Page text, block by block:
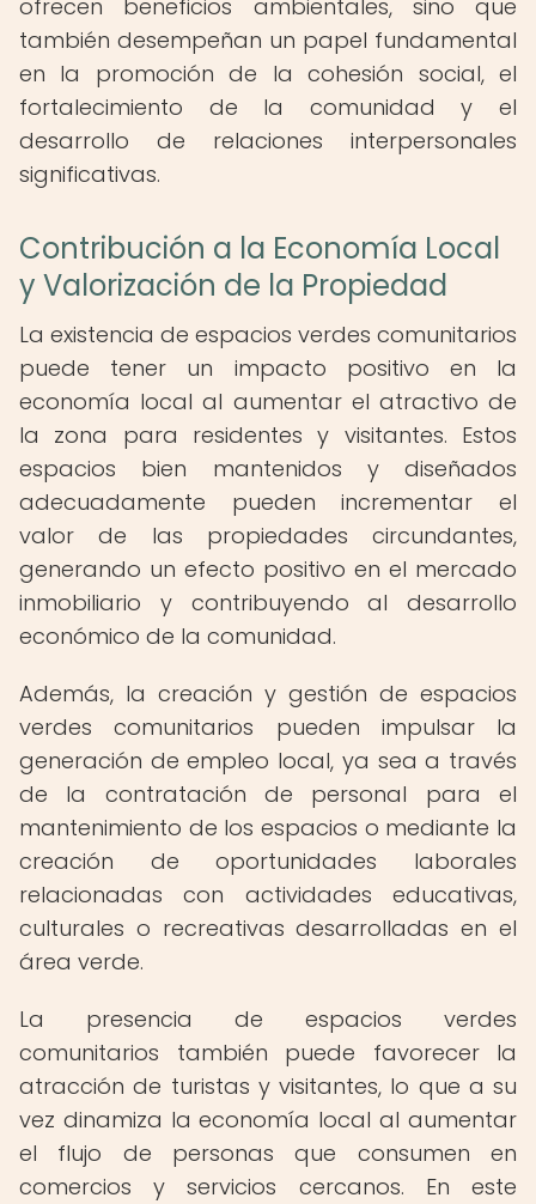
ofrecen beneficios ambientales, sino que
también desempeñan un papel fundamental
en la promoción de la cohesión social, el
fortalecimiento de la comunidad y el
desarrollo de relaciones interpersonales
significativas.
Contribución a la Economía Local
y Valorización de la Propiedad
La existencia de espacios verdes comunitarios
puede tener un impacto positivo en la
economía local al aumentar el atractivo de
la zona para residentes y visitantes. Estos
espacios bien mantenidos y diseñados
adecuadamente pueden incrementar el
valor de las propiedades circundantes,
generando un efecto positivo en el mercado
inmobiliario y contribuyendo al desarrollo
económico de la comunidad.
Además, la creación y gestión de espacios
verdes comunitarios pueden impulsar la
generación de empleo local, ya sea a través
de la contratación de personal para el
mantenimiento de los espacios o mediante la
creación de oportunidades laborales
relacionadas con actividades educativas,
culturales o recreativas desarrolladas en el
área verde.
La presencia de espacios verdes
comunitarios también puede favorecer la
atracción de turistas y visitantes, lo que a su
vez dinamiza la economía local al aumentar
el flujo de personas que consumen en
comercios y servicios cercanos. En este